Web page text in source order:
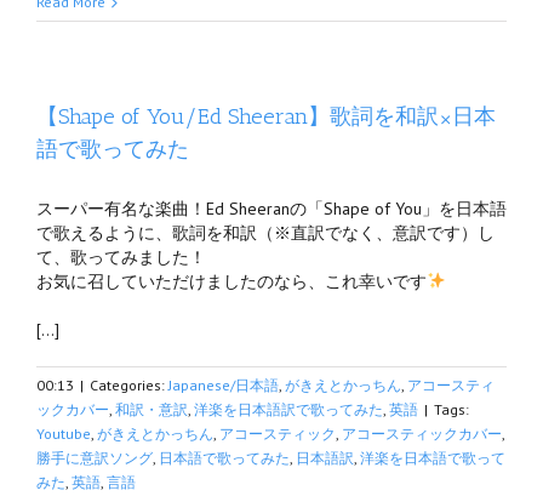
【Shape of You/Ed Sheeran】歌詞を和訳×日本
語で歌ってみた
スーパー有名な楽曲！Ed Sheeranの「Shape of You」を日本語
で歌えるように、歌詞を和訳（※直訳でなく、意訳です）し
て、歌ってみました！
お気に召していただけましたのなら、これ幸いです
[…]
00:13 | Categories:Japanese/日本語, がきえとかっちん, アコースティ
ックカバー, 和訳・意訳, 洋楽を日本語訳で歌ってみた, 英語 | Tags:
Youtube, がきえとかっちん, アコースティック, アコースティックカバー,
勝手に意訳ソング, 日本語で歌ってみた, 日本語訳, 洋楽を日本語で歌って
みた, 英語, 言語